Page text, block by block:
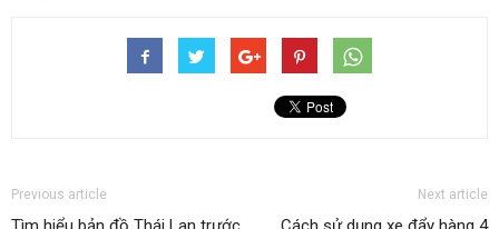
Previous article Next article